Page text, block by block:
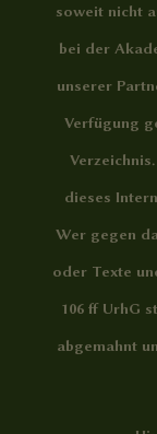
soweit nicht
bei der
unserer
Verfügung
Verzeichnis
dieses
Wer gegen
oder Texte
106 ff UrhG
abgemahnt